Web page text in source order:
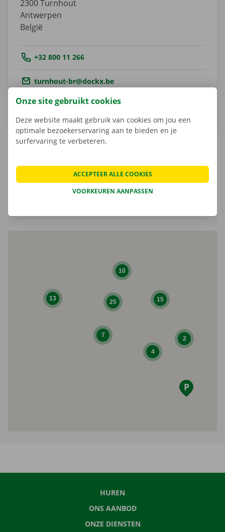
2300Turnhout
Antwerpen
België
Tel.: +32 800 11 266
Email.:turnhout-br@dockx.be
Routebeschrijving
Matheusz Kulesza
Shop Manager
25 15
13
7
10
4
2
HUREN
ONS AANBOD
ONZE DIENSTEN
Onze site gebruikt cookies
Deze website maakt gebruik van cookies om jou een
optimale bezoekerservaring aan te bieden en je
surfervaring te verbeteren.
VOORKEUREN AANPASSEN
ACCEPTEER ALLE COOKIES